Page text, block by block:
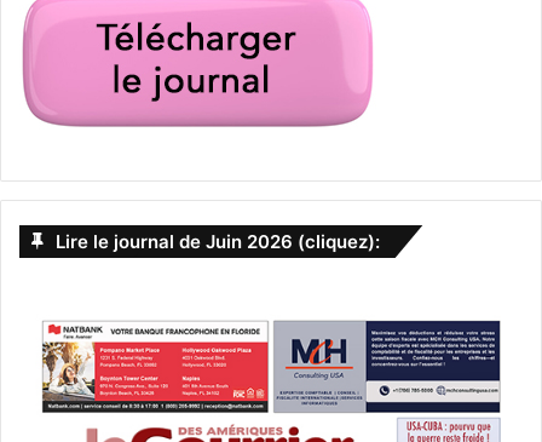
Lire le journal de Juin 2026 (cliquez):